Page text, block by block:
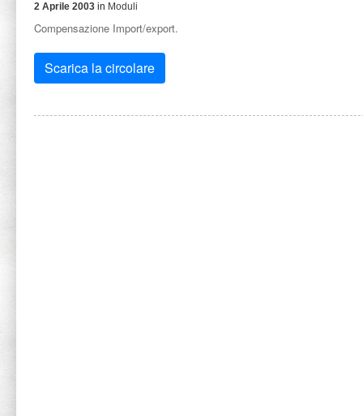
2 Aprile 2003 in Moduli
Compensazione Import/export.
Scarica la circolare